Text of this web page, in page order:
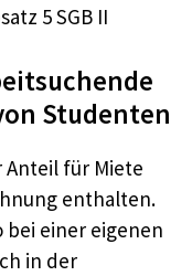
5 SGB II
Studenten
Anteil für Miete
enthalten.
bei einer eigenen
in der